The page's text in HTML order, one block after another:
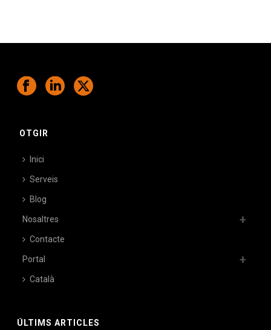
OTGIR
Inici
Serveis
Blog
Nosaltres
Contacte
Portal
Català
ÚLTIMS ARTICLES